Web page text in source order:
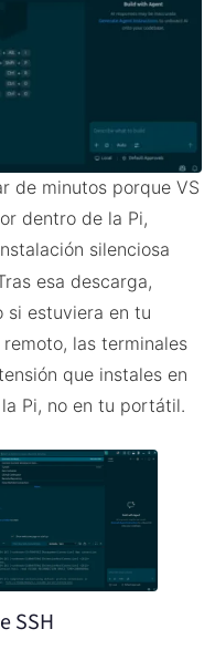
de minutos porque VS
dentro de la Pi,
silenciosa
esa descarga,
si estuviera en tu
las terminales
que instales en
Pi, no en tu portátil.
SSH